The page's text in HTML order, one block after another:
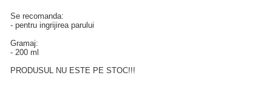
Se recomanda:
- pentru ingrijirea parului
Gramaj:
- 200 ml
PRODUSUL NU ESTE PE STOC!!!